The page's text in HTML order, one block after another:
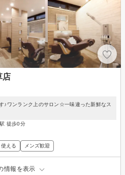
店
♪ワンランク上のサロン☆一味違った新鮮なス
徒歩0分
える メンズ歓迎
情報を表示